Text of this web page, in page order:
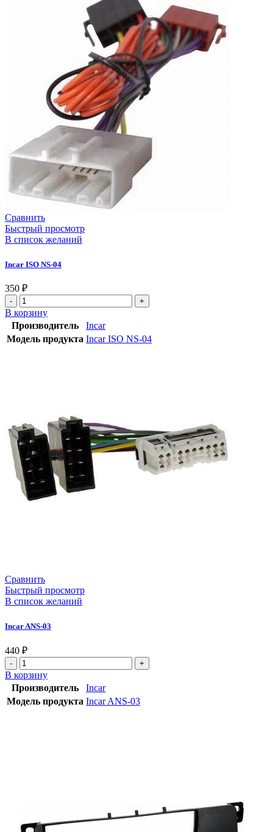
Сравнить
Быстрый просмотр
В список желаний
Incar ISO NS-04
350 ₽
В корзину
Производитель
Incar
Модель продукта Incar ISO NS-04
Сравнить
Быстрый просмотр
В список желаний
Incar ANS-03
440 ₽
В корзину
Производитель
Incar
Модель продукта Incar ANS-03